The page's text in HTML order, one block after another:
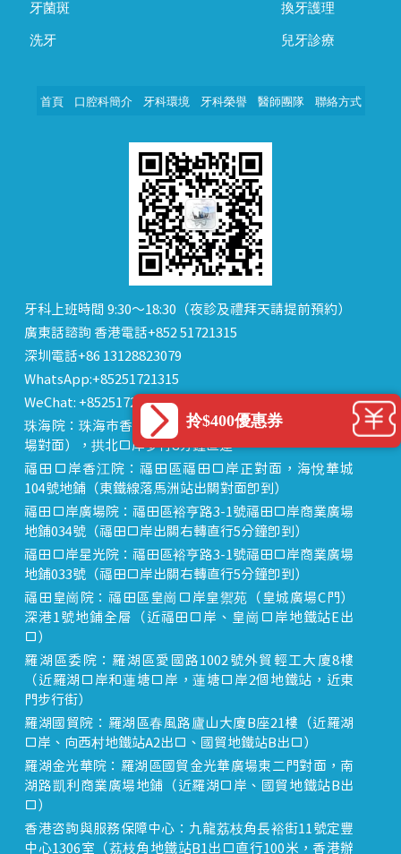
牙菌斑
洗牙
換牙護理
兒牙診療
首頁 口腔科簡介 牙科環境 牙科榮譽 醫師團隊 聯絡方式
牙科上班時間 9:30～18:30（夜診及禮拜天請提前預約）
廣東話諮詢 香港電話+852 51721315
深圳電話+86 13128823079
WhatsApp:+85251721315
WeChat: +85251721315 or dentalhk
珠海院：珠海市香洲區 拱北中建商業大廈 15樓（迎賓廣
場對面），拱北口岸步行8分鐘直達
福田口岸香江院：福田區福田口岸正對面，海悅華城
104號地鋪（東鐵線落馬洲站出關對面即到）
福田口岸廣場院：福田區裕亨路3-1號福田口岸商業廣場
地鋪034號（福田口岸出關右轉直行5分鐘即到）
福田口岸星光院：福田區裕亨路3-1號福田口岸商業廣場
地鋪033號（福田口岸出關右轉直行5分鐘即到）
福田皇崗院：福田區皇崗口岸皇禦苑（皇城廣場C門）
深港1號地鋪全層（近福田口岸、皇崗口岸地鐵站E出
口）
羅湖區委院：羅湖區愛國路1002號外貿輕工大廈8樓
（近羅湖口岸和蓮塘口岸，蓮塘口岸2個地鐵站，近東
門步行街）
羅湖國貿院：羅湖區春風路廬山大廈B座21樓（近羅湖
口岸、向西村地鐵站A2出口、國貿地鐵站B出口）
羅湖金光華院：羅湖區國貿金光華廣場東二門對面，南
湖路凱利商業廣場地鋪（近羅湖口岸、國貿地鐵站B出
口）
香港咨詢與服務保障中心：九龍荔枝角長裕街11號定豐
中心1306室（荔枝角地鐵站B1出口直行100米，香港辦
拎$400優惠券